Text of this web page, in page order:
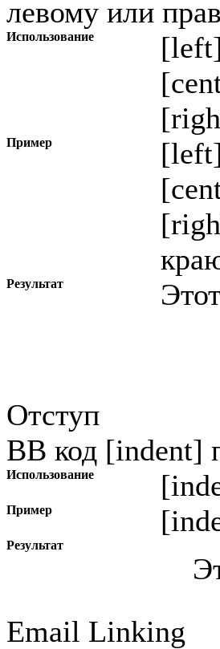
левому или
Использование [left]
Пример
Результат
Отступ
BB код [indent]
Использование
Пример
Результат
Email Linking